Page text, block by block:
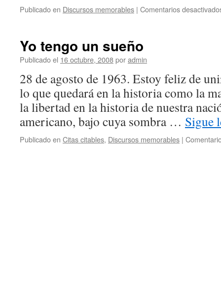
Publicado en Discursos memorables | Comentarios
Yo tengo un sueño
Publicado el 16 octubre, 2008poradmin
28 de agosto de 1963. Estoy feliz de
lo que quedará en la historia como la
la libertad en la historia de nuestra
americano, bajo cuya sombra … Sigue
Publicado en Citas citables, Discursos memorables |